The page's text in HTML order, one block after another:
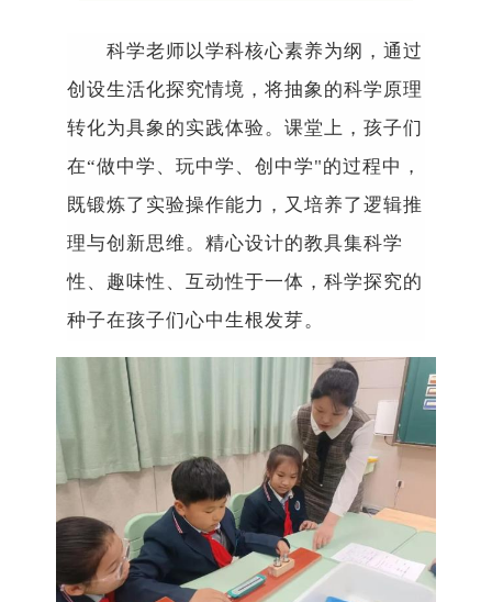
科学老师以学科核心素养为纲，通过
创设生活化探究情境，将抽象的科学原理
转化为具象的实践体验。课堂上，孩子们
在“做中学、玩中学、创中学"的过程中，
既锻炼了实验操作能力，又培养了逻辑推
理与创新思维。精心设计的教具集科学
性、趣味性、互动性于一体，科学探究的
种子在孩子们心中生根发芽。